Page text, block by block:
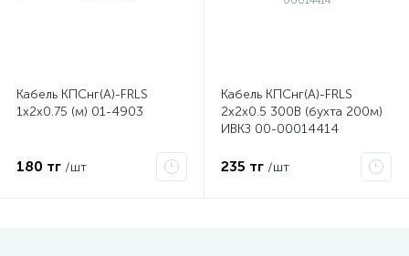
Кабель КПСнг(А)-FRLS
1х2х0.75 (м) 01-4903
180 тг /шт
Кабель КПСнг(А)-FRLS
2х2х0.5 300В (бухта 200м)
ИВКЗ 00-00014414
235 тг /шт